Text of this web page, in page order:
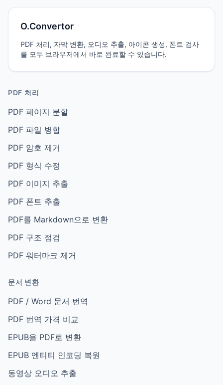
O.Convertor
PDF 처리, 자막 변환, 오디오 추출, 아이콘 생성, 폰트 검사
를 모두 브라우저에서 바로 완료할 수 있습니다.
PDF 처리
PDF 페이지 분할
PDF 파일 병합
PDF 암호 제거
PDF 형식 수정
PDF 이미지 추출
PDF 폰트 추출
PDF를 Markdown으로 변환
PDF 구조 점검
PDF 워터마크 제거
문서 변환
PDF / Word 문서 번역
PDF 번역 가격 비교
EPUB을 PDF로 변환
EPUB 엔티티 인코딩 복원
동영상 오디오 추출